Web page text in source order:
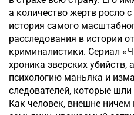
а количество жертв росло
история самого
расследования в истории
криминалистики. Сериал
хроника зверских убийств,
психологию маньяка и
следователей, которые
Как человек, внешне